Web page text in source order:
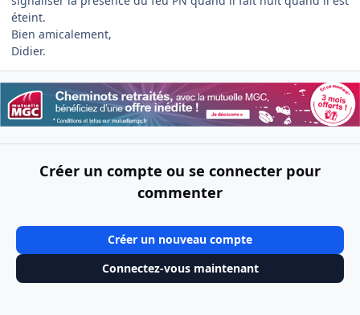
éteint.
Bien amicalement,
Didier.
Créer un compte ou se connecter pour
commenter
Créer un nouveau compte
Connectez-vous maintenant